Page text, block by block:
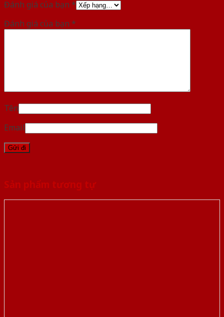
Đánh giá của bạn *
Đánh giá của bạn *
Tên
Email
Sản phẩm tương tự